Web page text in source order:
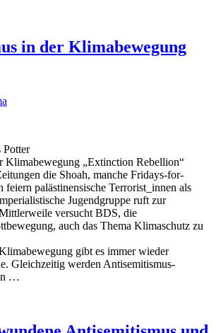
in der Klimabewegung
Potter
Klimabewegung „Extinction Rebellion“
die Shoah, manche Fridays-for-
palästinensische Terrorist_innen als
Jugendgruppe ruft zur
versucht BDS, die
auch das Thema Klimaschutz zu
gibt es immer wieder
Gleichzeitig werden Antisemitismus-
…